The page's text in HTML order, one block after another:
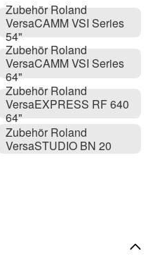
Zubehör Roland
VersaCAMM VSI Series
54"
Zubehör Roland
VersaCAMM VSI Series
64"
Zubehör Roland
VersaEXPRESS RF 640
64"
Zubehör Roland
VersaSTUDIO BN 20